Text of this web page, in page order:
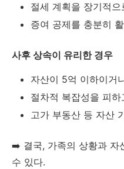
절세 계획을 장기적으
증여 공제를 충분히
사후 상속이 유리한 경우
자산이 5억 이하이거
절차적 복잡성을 피하
고가 부동산 등 자산
➡️ 결국, 가족의 상황과 자
수 있다.